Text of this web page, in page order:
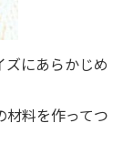
にあらかじめ
材料を作ってつ